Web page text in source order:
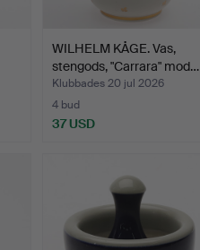
WILHELM KÅGE. Vas,
stengods, "Carrara" mod…
Klubbades 20 jul 2026
4 bud
37 USD